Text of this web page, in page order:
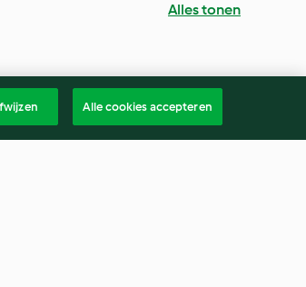
Alles tonen
Alle cookies accepteren